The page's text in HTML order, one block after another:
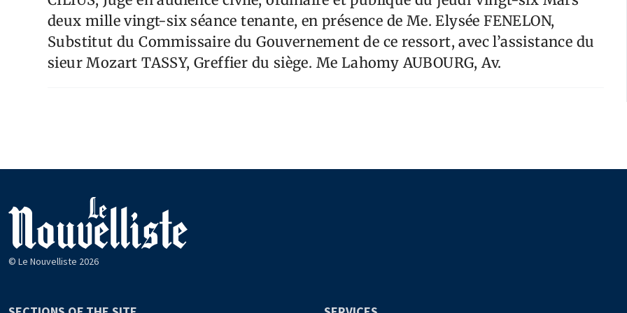
deux mille vingt-six séance tenante, en présence de Me. Elysée FENELON,
Substitut du Commissaire du Gouvernement de ce ressort, avec l’assistance du
sieur Mozart TASSY, Greffier du siège. Me Lahomy AUBOURG, Av.
© Le Nouvelliste 2026